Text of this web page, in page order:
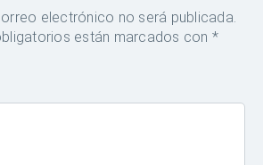
electrónico no será publicada.
están marcados con *